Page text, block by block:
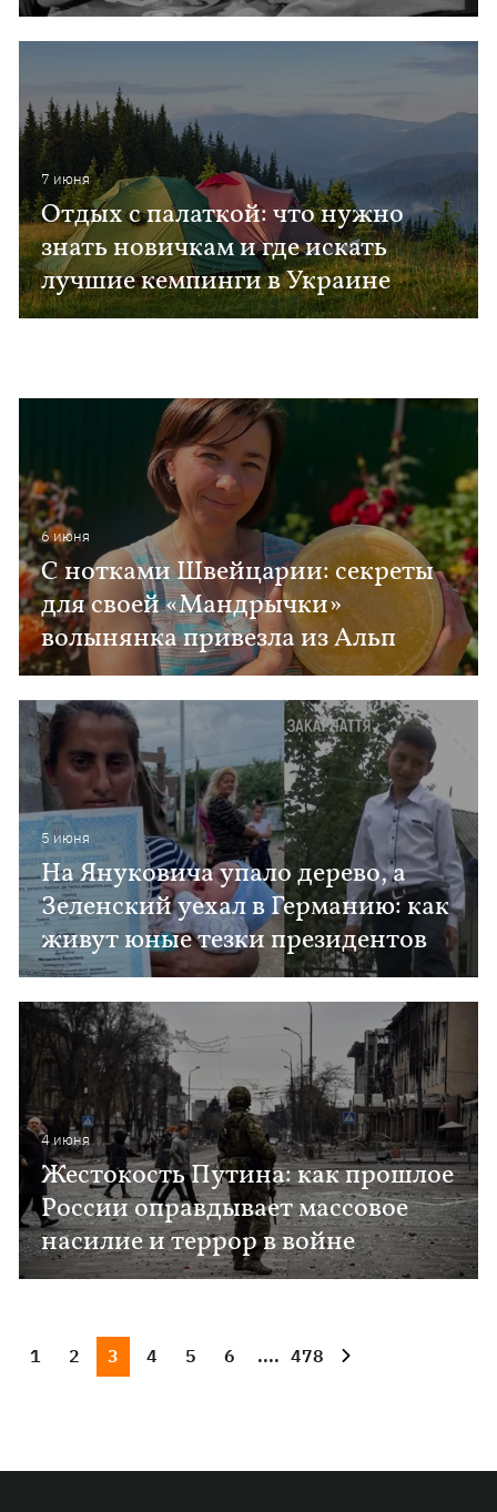
7 июня
Отдых с палаткой: что нужно
знать новичкам и где искать
лучшие кемпинги в Украине
6 июня
С нотками Швейцарии: секреты
для своей «Мандрычки»
волынянка привезла из Альп
5 июня
На Януковича упало дерево, а
Зеленский уехал в Германию: как
живут юные тезки президентов
4 июня
Жестокость Путина: как прошлое
России оправдывает массовое
насилие и террор в войне
1 2 3 4 5 6 .... 478